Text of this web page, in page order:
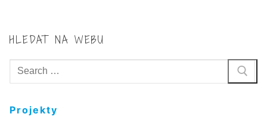
HLEDAT NA WEBU
Hledat:
Projekty